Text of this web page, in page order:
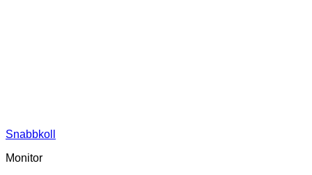
Snabbkoll
Monitor